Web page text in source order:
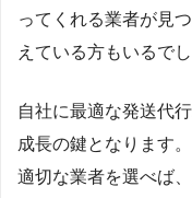
ってくれる業者が見
えている方もいるでし
自社に最適な発送代
成長の鍵となります。
適切な業者を選べば